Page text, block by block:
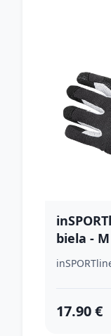
biela - M
17.90 €